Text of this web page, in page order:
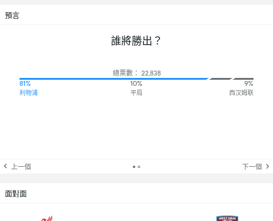
預言
誰將勝出？
總票數： 22,838
81%
利物浦
10%
平局
9%
西汉姆联
上一個 下一個
面對面